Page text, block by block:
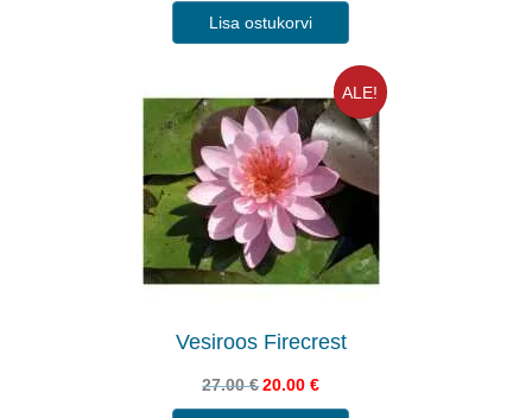
Lisa ostukorvi
ALE!
Vesiroos Firecrest
27.00€20.00€